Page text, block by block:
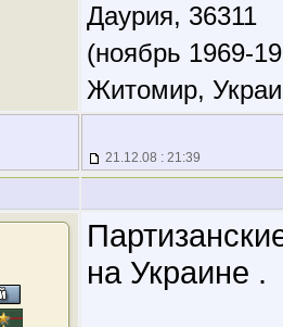
Даурия, 36311
(ноябрь 1969-
Житомир,
21.12.08 : 21:39
на Украине .